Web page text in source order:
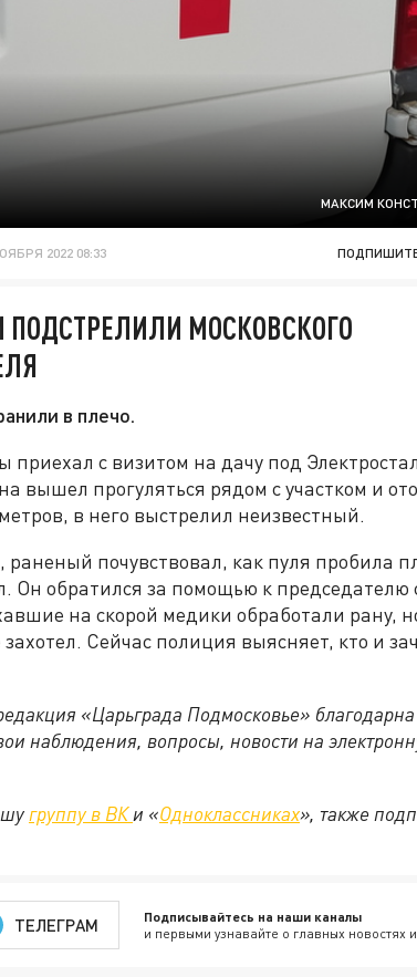
МАКСИМ
2022 08:33
ПОДСТРЕЛИЛИ МОСКОВСКОГО
в плечо.
приехал с визитом на дачу под
вышел прогуляться рядом с участком и
в него выстрелил неизвестный.
, раненый почувствовал, как пуля пробила
Он обратился за помощью к председателю
на скорой медики обработали рану,
Сейчас полиция выясняет, кто и
«Царьграда Подмосковье»
наблюдения, вопросы, новости на
группу в ВКи «Одноклассниках», также
ТЕЛЕГРАМ Подписывайтесь на наши каналы
и первыми узнавайте о главных новостях